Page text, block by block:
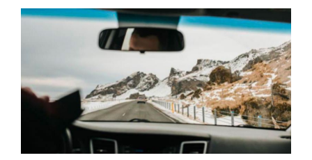
Image